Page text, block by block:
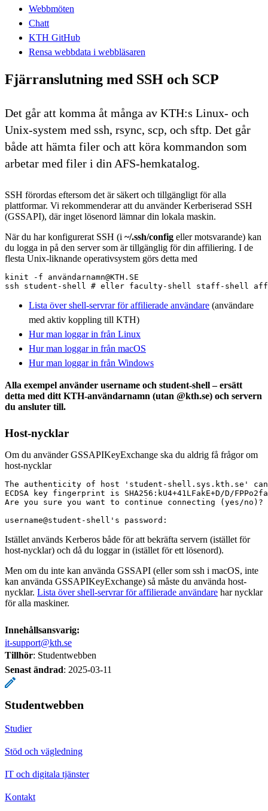
Webbmöten
Chatt
KTH GitHub
Rensa webbdata i webbläsaren
Fjärranslutning med SSH och SCP
Det går att komma åt många av KTH:s Linux- och
Unix-system med ssh, rsync, scp, och sftp. Det går
både att hämta filer och att köra kommandon som
arbetar med filer i din AFS-hemkatalog.
SSH förordas eftersom det är säkert och tillgängligt för alla
plattformar. Vi rekommenderar att du använder Kerberiserad SSH
(GSSAPI), där inget lösenord lämnar din lokala maskin.
När du har konfigurerat SSH (i ~/.ssh/config eller motsvarande) kan
du logga in på den server som är tillgänglig för din affiliering. I de
flesta Unix-liknande operativsystem görs detta med
kinit -f användarnamn@KTH.SE
ssh student-shell # eller faculty-shell staff-shell
Lista över shell-servrar för affilierade användare (användare
med aktiv koppling till KTH)
Hur man loggar in från Linux
Hur man loggar in från macOS
Hur man loggar in från Windows
Alla exempel använder username och student-shell – ersätt
detta med ditt KTH-användarnamn (utan @kth.se) och servern
du ansluter till.
Host-nycklar
Om du använder GSSAPIKeyExchange ska du aldrig få frågor om
host-nycklar
The authenticity of host 'student-shell.sys.kth.se'
ECDSA key fingerprint is SHA256:kU4+41LFakE+D/D/
Are you sure you want to continue connecting (yes/no)?
Istället används Kerberos både för att bekräfta servern (istället för
host-nycklar) och då du loggar in (istället för ett lösenord).
Men om du inte kan använda GSSAPI (eller som ssh i macOS, inte
kan använda GSSAPIKeyExchange) så måste du använda host-
nycklar. Lista över shell-servrar för affilierade användare har nycklar
för alla maskiner.
Innehållsansvarig:
it-support@kth.se
Tillhör: Studentwebben
Senast ändrad: 2025-03-11
Studentwebben
Studier
Stöd och vägledning
IT och digitala tjänster
Kontakt